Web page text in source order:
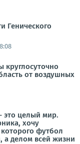
Генического
от воздушных
целый мир.
хочу
которого футбол
а делом всей жизни